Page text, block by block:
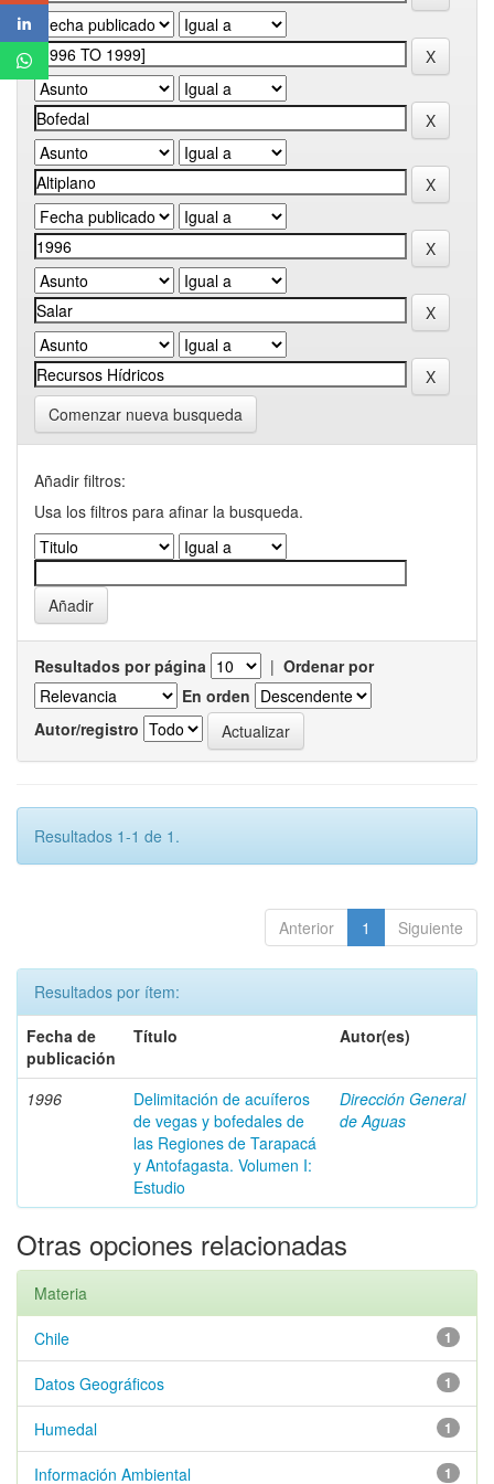
Comenzar nueva busqueda
Añadir filtros:
Usa los filtros para afinar la busqueda.
Resultados por página | Ordenar por
En orden
Autor/registro
Resultados 1-1 de 1.
Anterior 1 Siguiente
Resultados por ítem:
Fecha de
publicación
Título Autor(es)
1996
Delimitación de acuíferos
de vegas y bofedales de
las Regiones de Tarapacá
y Antofagasta. Volumen I:
Estudio
Dirección General
de Aguas
Otras opciones relacionadas
Materia
1
Chile
1
Datos Geográficos
1
Humedal
1
Información Ambiental